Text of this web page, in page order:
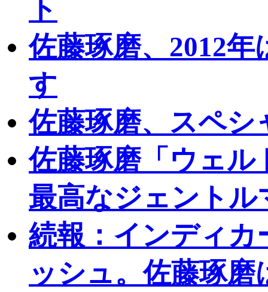
ト
佐藤琢磨、2012
す
佐藤琢磨、スペシ
佐藤琢磨「ウェル
最高なジェントル
続報：インディカ
ッシュ。佐藤琢